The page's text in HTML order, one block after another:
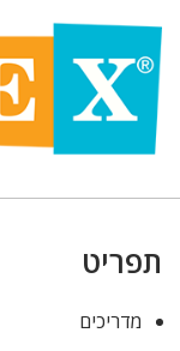
תפריט
מדריכים